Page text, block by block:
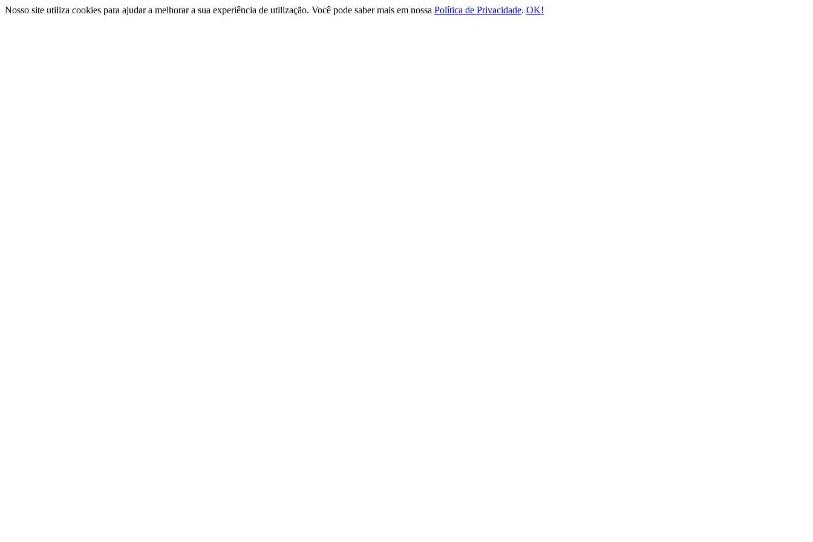
Nosso site utiliza cookies para ajudar a melhorar a sua experiência de utilização. Você pode saber mais em nossa Política de Privacidade. OK!